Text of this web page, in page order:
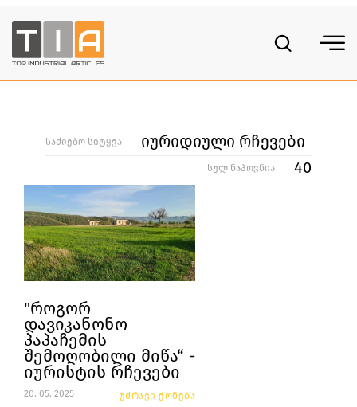
საძიებო სიტყვა იურიდიული რჩევები
სულ ნაპოვნია 40
"როგორ
დავიკანონო
პაპაჩემის
შემოღობილი მიწა“ -
იურისტის რჩევები
20. 05. 2025 უძრავი ქონება